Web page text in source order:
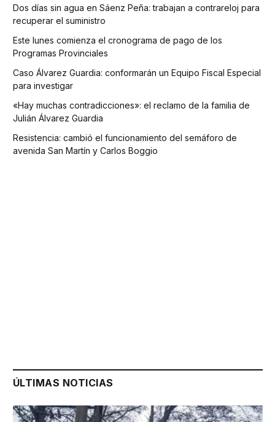
Dos días sin agua en Sáenz Peña: trabajan a contrareloj para
recuperar el suministro
Este lunes comienza el cronograma de pago de los
Programas Provinciales
Caso Álvarez Guardia: conformarán un Equipo Fiscal Especial
para investigar
«Hay muchas contradicciones»: el reclamo de la familia de
Julián Álvarez Guardia
Resistencia: cambió el funcionamiento del semáforo de
avenida San Martín y Carlos Boggio
ÚLTIMAS NOTICIAS